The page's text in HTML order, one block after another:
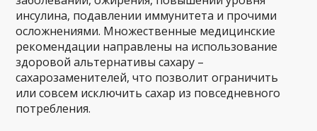
инсулина, подавлении иммунитета и прочими
осложнениями. Множественные медицинские
рекомендации направлены на использование
здоровой альтернативы сахару –
сахарозаменителей, что позволит ограничить
или совсем исключить сахар из повседневного
потребления.